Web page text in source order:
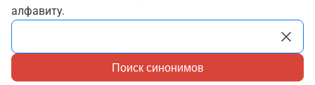
алфавиту.
Поиск синонимов